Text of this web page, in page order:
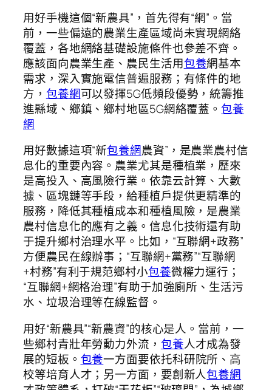
用好手機這個“新農具”，首先得有“網”。當
前，一些偏遠的農業生產區域尚未實現網絡
覆蓋，各地網絡基礎設施條件也參差不齊。
應該面向農業生產、農民生活用包養網基本
需求，深入實施電信普遍服務；有條件的地
方， 包養網可以發揮5G低頻段優勢，統籌推
進縣域、鄉鎮、鄉村地區5G網絡覆蓋。包養
網
用好數據這項“新包養網農資”，是農業農村信
息化的重要內容。農業尤其是種植業，歷來
是高投入、高風險行業。依靠云計算、大數
據、區塊鏈等手段，給種植戶提供更精準的
服務，降低其種植成本和種植風險，是農業
農村信息化的應有之義。信息化技術還有助
于提升鄉村治理水平。比如，“互聯網+政務”
方便農民在線辦事；“互聯網+黨務”“互聯網
+村務”有利于規范鄉村小包養微權力運行；
“互聯網+網格治理”有助于加強廁所、生活污
水、垃圾治理等在線監督。
用好“新農具”“新農資”的核心是人。當前，一
些鄉村青壯年勞動力外流， 包養人才成為發
展的短板。 包養一方面要依托科研院所、高
校等培育人才；另一方面，要創新人包養網